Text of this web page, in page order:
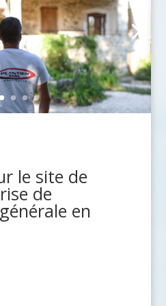
expérience
vos projets
comme en
le site de
de
en